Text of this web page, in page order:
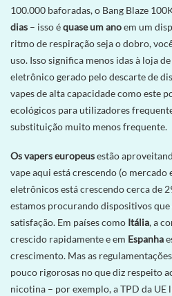
100.000 baforadas, o Bang Blaze
dias – isso équase um anoem um
ritmo de respiração seja o dobro,
uso. Isso significa menos idas à loja
eletrônico gerado pelo descarte de
vapes de alta capacidade como este
ecológicos para utilizadores
substituição muito menos frequente.
Os vapers europeusestão
vape aqui está crescendo (o
eletrônicos está crescendo cerca de
estamos procurando dispositivos
satisfação. Em países como Itália, a
crescido rapidamente e em Espanha
crescimento. Mas as
pouco rigorosas no que diz respeito
nicotina – por exemplo, a TPD da